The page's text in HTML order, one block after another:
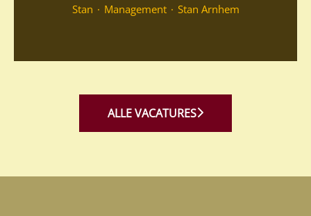
Stan · Management · Stan Arnhem
ALLE VACATURES